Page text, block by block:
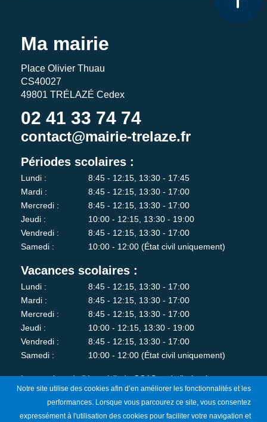
Ma mairie
Place Olivier Thuau
CS40027
49801 TRÉLAZÉ Cedex
02 41 33 74 74
contact@mairie-trelaze.fr
Périodes scolaires :
Lundi :
8:45 - 12:15, 13:30 - 17:45
Mardi :
8:45 - 12:15, 13:30 - 17:00
Mercredi :
8:45 - 12:15, 13:30 - 17:00
Jeudi :
10:00 - 12:15, 13:30 - 19:00
Vendredi :
8:45 - 12:15, 13:30 - 17:00
Samedi :
10:00 - 12:00 (État civil uniquement)
Vacances scolaires :
Lundi :
8:45 - 12:15, 13:30 - 17:00
Mardi :
8:45 - 12:15, 13:30 - 17:00
Mercredi :
8:45 - 12:15, 13:30 - 17:00
Jeudi :
10:00 - 12:15, 13:30 - 19:00
Vendredi :
8:45 - 12:15, 13:30 - 17:00
Samedi :
10:00 - 12:00 (État civil uniquement)
Les services de l'état-civil, du CCAS et de l'urbanisme sont
fermés au public le lundi matin.
Notre site utilise des cookies afin d’en améliorer les fonctionnalités et les
performances. Lorsque vous parcourez ce site, vous consentez
expressément à l'utilisation des cookies pour faciliter votre navigation et